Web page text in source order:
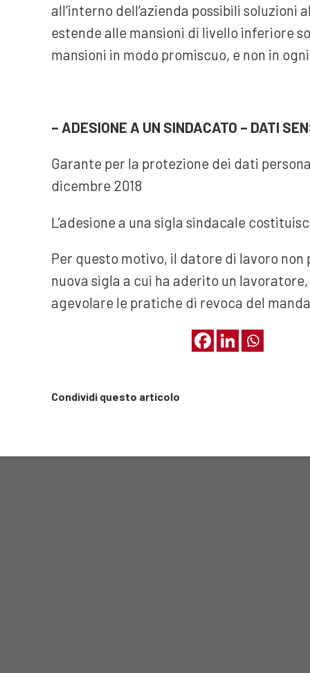
all’interno dell’azienda possibili
estende alle mansioni di livello inferiore
mansioni in modo promiscuo, e non in
– ADESIONE A UN SINDACATO – DATI
Garante per la protezione dei dati
dicembre 2018
L’adesione a una sigla sindacale
Per questo motivo, il datore di lavoro
nuova sigla a cui ha aderito un
agevolare le pratiche di revoca del
Condividi questo articolo